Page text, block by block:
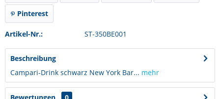
Pinterest
Artikel-Nr.: ST-350BE001
Beschreibung
Campari-Drink schwarz New York Bar... mehr